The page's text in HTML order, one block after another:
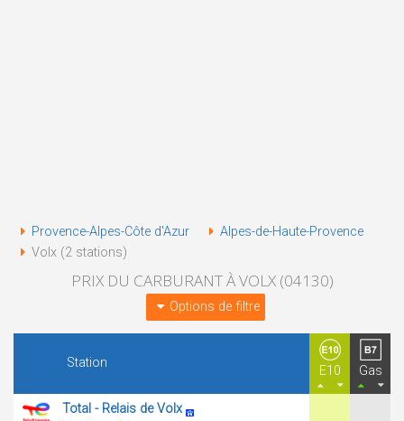
Provence-Alpes-Côte d'Azur
Alpes-de-Haute-Provence
Volx (2 stations)
PRIX DU CARBURANT À VOLX (04130)
Options de filtre
Station
E10 Gas
Total - Relais de Volx